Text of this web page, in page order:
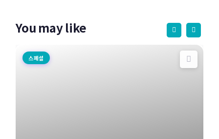
You may like
스페셜